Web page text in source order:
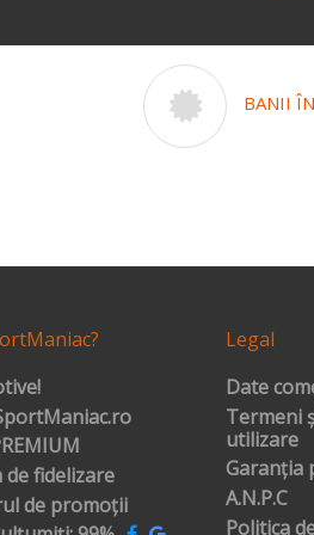
BANII
de fidelizare
de promoții
Legal
Date
Termeni
utilizare
Garanția
A.N.P.C
Politica